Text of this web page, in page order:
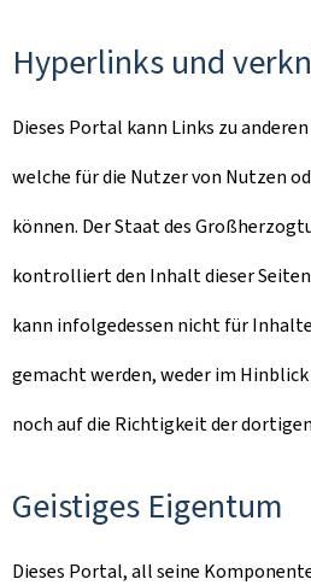
Hyperlinks und
Dieses Portal kann Links zu
welche für die Nutzer von Nutzen
können. Der Staat des
kontrolliert den Inhalt dieser
kann infolgedessen nicht für
gemacht werden, weder im
noch auf die Richtigkeit der
Geistiges Eigentum
Dieses Portal, all seine